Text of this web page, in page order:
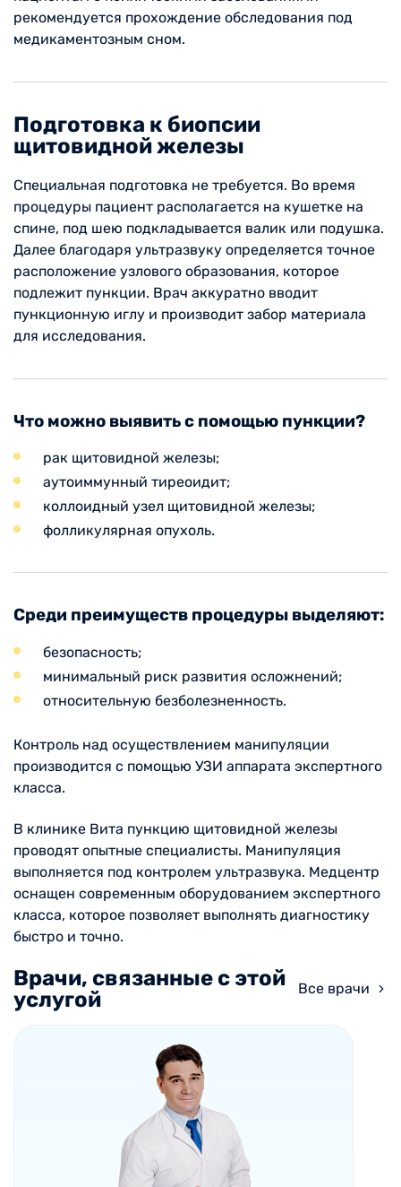
рекомендуется прохождение обследования под
медикаментозным сном.
Подготовка к биопсии
щитовидной железы
Специальная подготовка не требуется. Во время
процедуры пациент располагается на кушетке на
спине, под шею подкладывается валик или подушка.
Далее благодаря ультразвуку определяется точное
расположение узлового образования, которое
подлежит пункции. Врач аккуратно вводит
пункционную иглу и производит забор материала
для исследования.
Что можно выявить с помощью пункции?
рак щитовидной железы;
аутоиммунный тиреоидит;
коллоидный узел щитовидной железы;
фолликулярная опухоль.
Среди преимуществ процедуры выделяют:
безопасность;
минимальный риск развития осложнений;
относительную безболезненность.
Контроль над осуществлением манипуляции
производится с помощью УЗИ аппарата экспертного
класса.
В клинике Вита пункцию щитовидной железы
проводят опытные специалисты. Манипуляция
выполняется под контролем ультразвука. Медцентр
оснащен современным оборудованием экспертного
класса, которое позволяет выполнять диагностику
быстро и точно.
Врачи, связанные с этой
услугой
Все врачи